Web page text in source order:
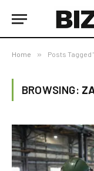
Home » Posts Tagged
BROWSING: